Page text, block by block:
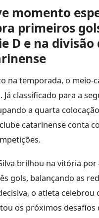
momento
primeiros
D e na divisão
na temporada, o meio-
classificado para a
a quarta
catarinense conta
brilhou na vitória por
gols, balançando as
o atleta
os próximos desafios